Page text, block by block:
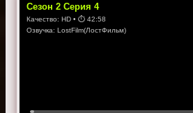
Сезон 2 Серия 4
Качество: HD • ⏱ 42:58
Озвучка: LostFilm(ЛостФильм)